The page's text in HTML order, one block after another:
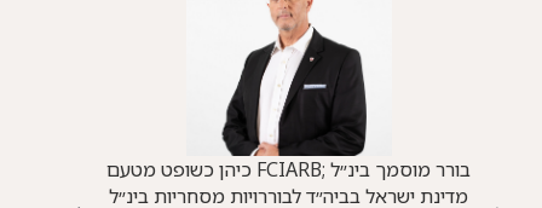
בורר מוסמך בינ״ל ;FCIARB כיהן כשופט מטעם
מדינת ישראל בביה״ד לבוררויות מסחריות בינ״ל